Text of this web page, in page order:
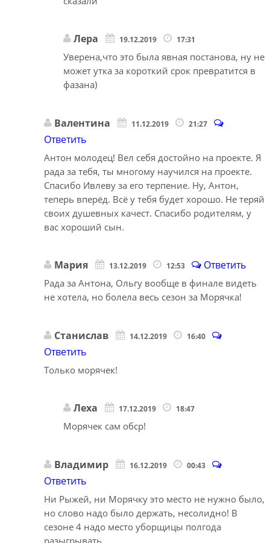
Лера 19.12.2019 17:31
Уверена,что это была явная постанова, ну не
может утка за короткий срок превратится в
фазана)
Валентина 11.12.2019 21:27
Ответить
Антон молодец! Вел себя достойно на проекте. Я
рада за тебя, ты многому научился на проекте.
Спасибо Ивлеву за его терпение. Ну, Антон,
теперь вперёд. Всё у тебя будет хорошо. Не теряй
своих душевных качест. Спасибо родителям, у
вас хороший сын.
Мария 13.12.2019 12:53 Ответить
Рада за Антона, Ольгу вообще в финале видеть
не хотела, но болела весь сезон за Морячка!
Станислав 14.12.2019 16:40
Ответить
Только морячек!
Леха 17.12.2019 18:47
Морячек сам обср!
Владимир 16.12.2019 00:43
Ответить
Ни Рыжей, ни Морячку это место не нужно было,
но слово надо было держать, несолидно! В
сезоне 4 надо место уборщицы полгода
разыгрывать